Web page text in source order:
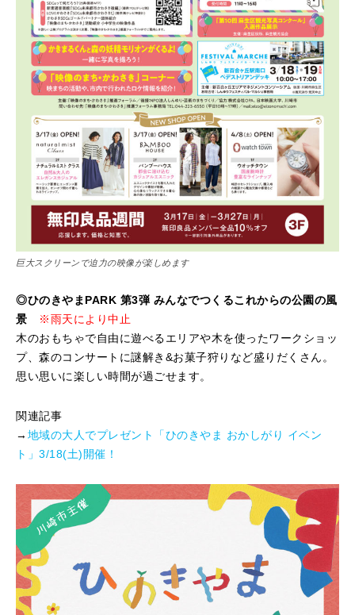
巨大スクリーンで迫力の映像が楽しめます
◎ひのきやまPARK 第3弾 みんなでつくるこれからの公園の風
景
※雨天により中止
木のおもちゃで自由に遊べるエリアや木を使ったワークショッ
プ、森のコンサートに謎解き&お菓子狩りなど盛りだくさん。
思い思いに楽しい時間が過ごせます。
関連記事
→ 地域の大人でプレゼント「ひのきやま おかしがり イベン
ト」3/18(土)開催！